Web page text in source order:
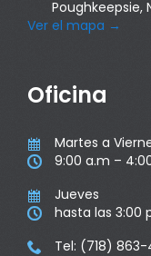
Poughkeepsie,
Ver el mapa →
Oficina
 Martes a
 9:00 a.m –
 Jueves
 hasta las 3:00
 Tel: (718)